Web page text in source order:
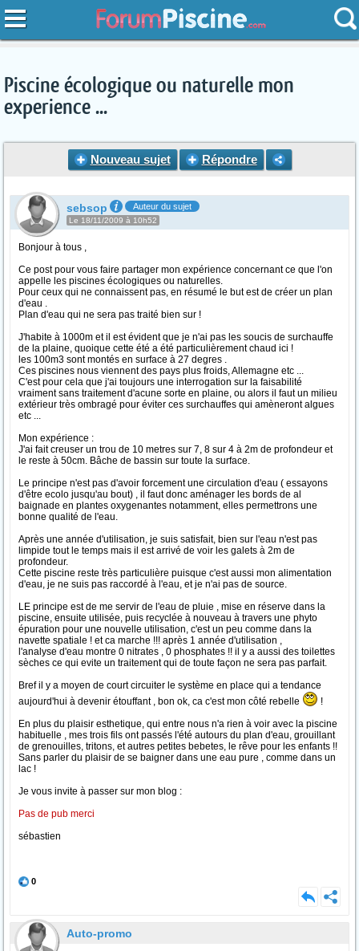
Piscine écologique ou naturelle mon
experience ...
Nouveau sujet Répondre
sebsop Auteur du sujet
Le 18/11/2009 à 10h52
Bonjour à tous ,
Ce post pour vous faire partager mon expérience concernant ce que l'on
appelle les piscines écologiques ou naturelles.
Pour ceux qui ne connaissent pas, en résumé le but est de créer un plan
d'eau .
Plan d'eau qui ne sera pas traité bien sur !
J'habite à 1000m et il est évident que je n'ai pas les soucis de surchauffe
de la plaine, quoique cette été a été particulièrement chaud ici !
les 100m3 sont montés en surface à 27 degres .
Ces piscines nous viennent des pays plus froids, Allemagne etc ...
C'est pour cela que j'ai toujours une interrogation sur la faisabilité
vraiment sans traitement d'acune sorte en plaine, ou alors il faut un milieu
extérieur très ombragé pour éviter ces surchauffes qui amèneront algues
etc ...
Mon expérience :
J'ai fait creuser un trou de 10 metres sur 7, 8 sur 4 à 2m de profondeur et
le reste à 50cm. Bâche de bassin sur toute la surface.
Le principe n'est pas d'avoir forcement une circulation d'eau ( essayons
d'être ecolo jusqu'au bout) , il faut donc aménager les bords de al
baignade en plantes oxygenantes notamment, elles permettrons une
bonne qualité de l'eau.
Après une année d'utilisation, je suis satisfait, bien sur l'eau n'est pas
limpide tout le temps mais il est arrivé de voir les galets à 2m de
profondeur.
Cette piscine reste très particulière puisque c'est aussi mon alimentation
d'eau, je ne suis pas raccordé à l'eau, et je n'ai pas de source.
LE principe est de me servir de l'eau de pluie , mise en réserve dans la
piscine, ensuite utilisée, puis recyclée à nouveau à travers une phyto
épuration pour une nouvelle utilisation, c'est un peu comme dans la
navette spatiale ! et ca marche !!! après 1 année d'utilisation ,
l'analyse d'eau montre 0 nitrates , 0 phosphates !! il y a aussi des toilettes
sèches ce qui evite un traitement qui de toute façon ne sera pas parfait.
Bref il y a moyen de court circuiter le système en place qui a tendance
aujourd'hui à devenir étouffant , bon ok, ca c'est mon côté rebelle
!
En plus du plaisir esthetique, qui entre nous n'a rien à voir avec la piscine
habituelle , mes trois fils ont passés l'été autours du plan d'eau, grouillant
de grenouilles, tritons, et autres petites bebetes, le rêve pour les enfants !!
Sans parler du plaisir de se baigner dans une eau pure , comme dans un
lac !
Je vous invite à passer sur mon blog :
Pas de pub merci
sébastien
0
Auto-promo